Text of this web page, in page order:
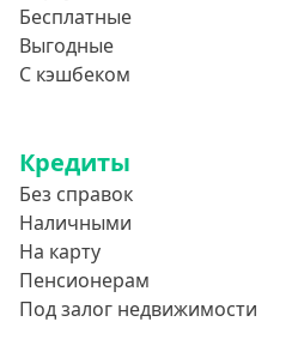
Бесплатные
Выгодные
С кэшбеком
Кредиты
Без справок
Наличными
На карту
Пенсионерам
Под залог недвижимости